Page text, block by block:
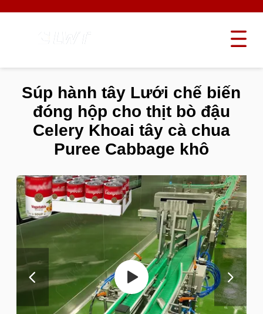
Súp hành tây Lưới chế biến
đóng hộp cho thịt bò đậu
Celery Khoai tây cà chua
Puree Cabbage khô